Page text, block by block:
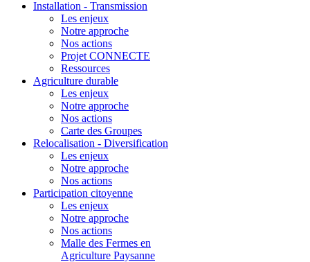
Installation - Transmission
Les enjeux
Notre approche
Nos actions
Projet CONNECTE
Ressources
Agriculture durable
Les enjeux
Notre approche
Nos actions
Carte des Groupes
Relocalisation - Diversification
Les enjeux
Notre approche
Nos actions
Participation citoyenne
Les enjeux
Notre approche
Nos actions
Malle des Fermes en
Agriculture Paysanne